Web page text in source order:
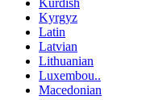
Kurdish
Kyrgyz
Latin
Latvian
Lithuanian
Luxembou..
Macedonian